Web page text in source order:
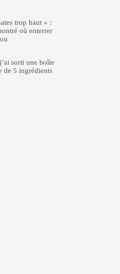
trop haut » :
où enterrer
sorti une boîte
de 5 ingrédients